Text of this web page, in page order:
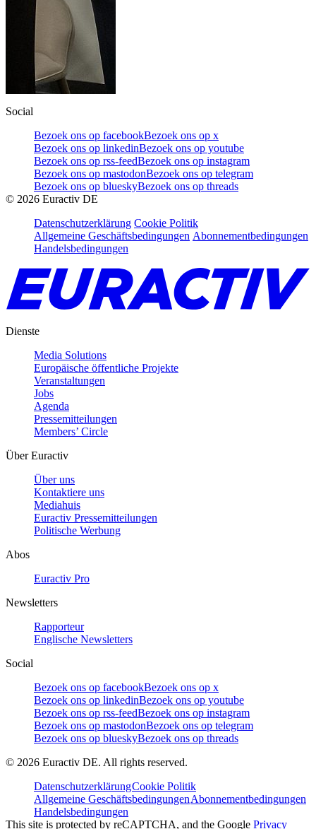
Social
Bezoek ons op facebookBezoek ons op x
Bezoek ons op linkedinBezoek ons op youtube
Bezoek ons op rss-feedBezoek ons op instagram
Bezoek ons op mastodonBezoek ons op telegram
Bezoek ons op blueskyBezoek ons op threads
© 2026 Euractiv DE
Datenschutzerklärung Cookie Politik
Allgemeine Geschäftsbedingungen Abonnementbedingungen
Handelsbedingungen
Dienste
Media Solutions
Europäische öffentliche Projekte
Veranstaltungen
Jobs
Agenda
Pressemitteilungen
Members’ Circle
Über Euractiv
Über uns
Kontaktiere uns
Mediahuis
Euractiv Pressemitteilungen
Politische Werbung
Abos
Euractiv Pro
Newsletters
Rapporteur
Englische Newsletters
Social
Bezoek ons op facebookBezoek ons op x
Bezoek ons op linkedinBezoek ons op youtube
Bezoek ons op rss-feedBezoek ons op instagram
Bezoek ons op mastodonBezoek ons op telegram
Bezoek ons op blueskyBezoek ons op threads
© 2026 Euractiv DE. All rights reserved.
DatenschutzerklärungCookie Politik
Allgemeine GeschäftsbedingungenAbonnementbedingungen
Handelsbedingungen
This site is protected by reCAPTCHA, and the Google Privacy